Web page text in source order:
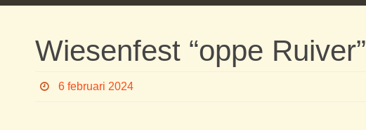
Wiesenfest “oppe Ruiver”
6 februari 2024